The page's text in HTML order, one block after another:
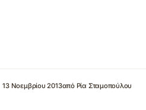
13 Νοεμβρίου 2013από Ρία Σταμοπούλου